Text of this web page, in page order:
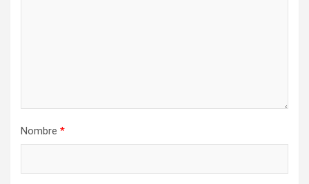
Nombre *